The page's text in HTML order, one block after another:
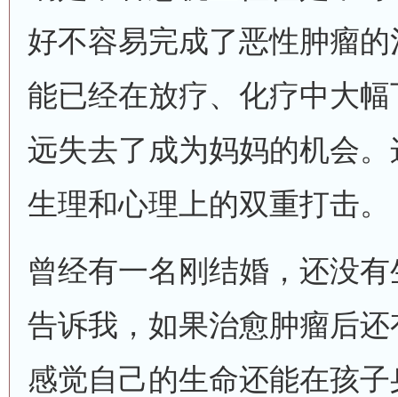
好不容易完成了恶性肿瘤
能已经在放疗、化疗中大
远失去了成为妈妈的机会
生理和心理上的双重打击。
曾经有一名刚结婚，还没
告诉我，如果治愈肿瘤后
感觉自己的生命还能在孩